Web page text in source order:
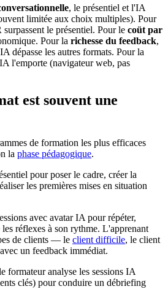
, le présentiel et l'IA
limitée aux choix multiples). Pour
le présentiel. Pour le coüt par
Pour la richesse du feedback,
dépasse les autres formats. Pour la
l'emporte (navigateur web, pas
est souvent une
de formation les plus efficaces
la phase pédagogique.
pour poser le cadre, créer la
les premières mises en situation
avec avatar IA pour répéter,
réflexes à son rythme. L'apprenant
de clients — le client difficile, le client
un feedback immédiat.
formateur analyse les sessions IA
clés) pour conduire un débriefing